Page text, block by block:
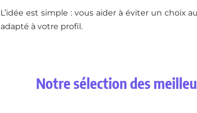
L’idée est simple : vous aider à éviter un choix
adapté à votre profil.
Notre sélection des